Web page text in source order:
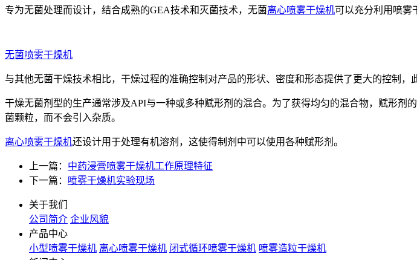
专为无菌处理而设计，结合成熟的GEA技术和灭菌技术，无菌离心喷雾干燥机可以充分利用喷雾
无菌喷雾干燥机
与其他无菌干燥技术相比，干燥过程的准确控制对产品的形状、密度和形态提供了更大的控制
干燥无菌剂型的生产通常涉及API与一种或多种赋形剂的混合。为了获得均匀的混合物，赋形
菌颗粒，而不会引入杂质。
离心喷雾干燥机还设计用于处理有机溶剂，这使得制剂中可以使用各种赋形剂。
上一篇： 中药浸膏喷雾干燥机工作原理特征
下一篇： 喷雾干燥机实验现场
关于我们
公司简介 企业风貌
产品中心
小型喷雾干燥机 离心喷雾干燥机 闭式循环喷雾干燥机 喷雾造粒干燥机